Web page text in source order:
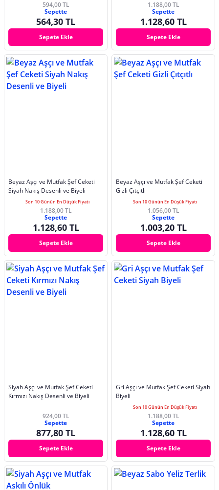
594,00 TL
Sepette
564,30 TL
Sepete Ekle
1.188,00 TL
Sepette
1.128,60 TL
Sepete Ekle
Beyaz Aşçı ve Mutfak Şef Ceketi
Siyah Nakış Desenli ve Biyeli
Son 10 Günün En Düşük Fiyatı
1.188,00 TL
Sepette
1.128,60 TL
Sepete Ekle
Beyaz Aşçı ve Mutfak Şef Ceketi
Gizli Çıtçıtlı
Son 10 Günün En Düşük Fiyatı
1.056,00 TL
Sepette
1.003,20 TL
Sepete Ekle
Siyah Aşçı ve Mutfak Şef Ceketi
Kırmızı Nakış Desenli ve Biyeli
924,00 TL
Sepette
877,80 TL
Sepete Ekle
Gri Aşçı ve Mutfak Şef Ceketi Siyah
Biyeli
Son 10 Günün En Düşük Fiyatı
1.188,00 TL
Sepette
1.128,60 TL
Sepete Ekle